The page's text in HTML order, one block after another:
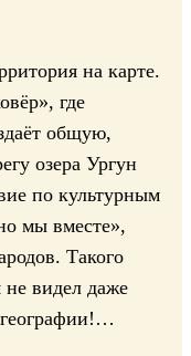
на карте.
где
общую,
озера Ургун
по культурным
мы вместе»,
Такого
не видел даже